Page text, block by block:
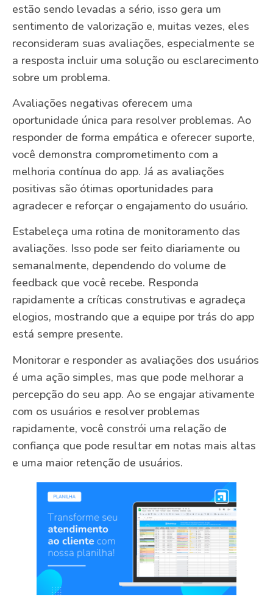
estão sendo levadas a sério, isso gera um
sentimento de valorização e, muitas vezes, eles
reconsideram suas avaliações, especialmente se
a resposta incluir uma solução ou esclarecimento
sobre um problema.
Avaliações negativas oferecem uma
oportunidade única para resolver problemas. Ao
responder de forma empática e oferecer suporte,
você demonstra comprometimento com a
melhoria contínua do app. Já as avaliações
positivas são ótimas oportunidades para
agradecer e reforçar o engajamento do usuário.
Estabeleça uma rotina de monitoramento das
avaliações. Isso pode ser feito diariamente ou
semanalmente, dependendo do volume de
feedback que você recebe. Responda
rapidamente a críticas construtivas e agradeça
elogios, mostrando que a equipe por trás do app
está sempre presente.
Monitorar e responder as avaliações dos usuários
é uma ação simples, mas que pode melhorar a
percepção do seu app. Ao se engajar ativamente
com os usuários e resolver problemas
rapidamente, você constrói uma relação de
confiança que pode resultar em notas mais altas
e uma maior retenção de usuários.